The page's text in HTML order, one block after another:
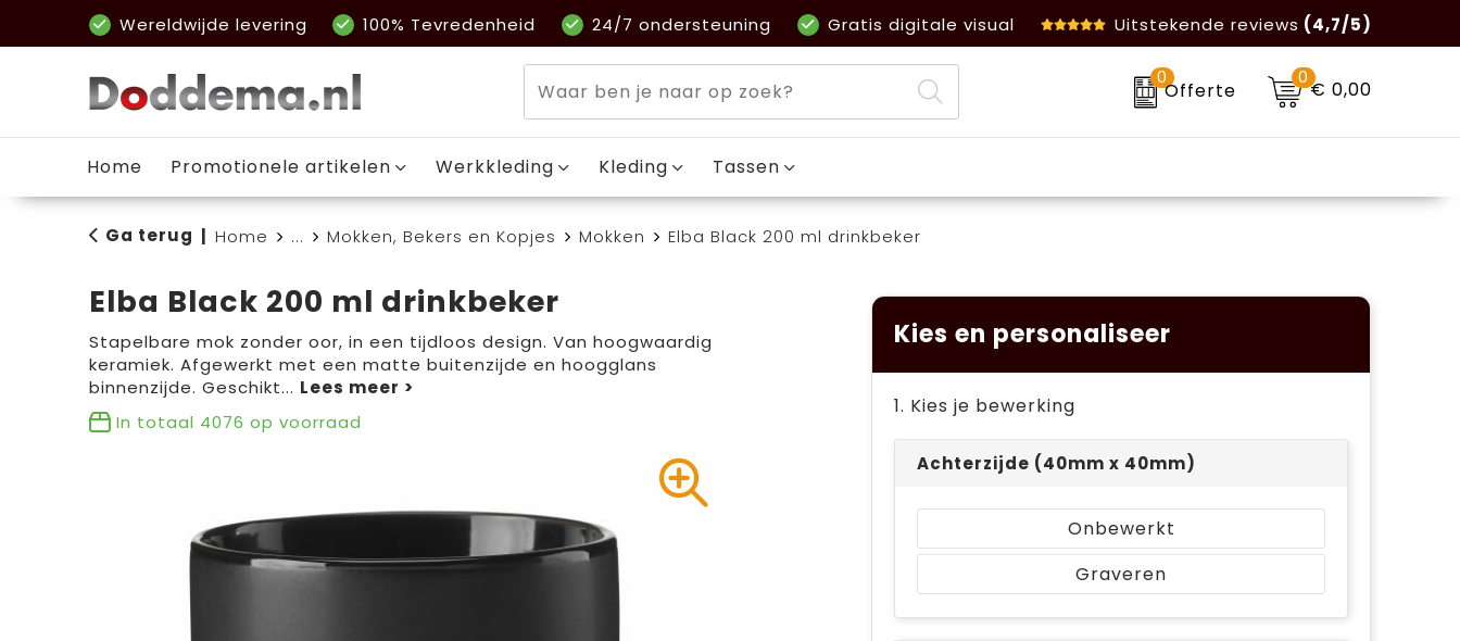
Wereldwijde levering 100% Tevredenheid 24/7 ondersteuning Gratis digitale visual Uitstekende reviews (4,7/5)
0
Offerte
0€ 0,00
Home Promotionele artikelen Werkkleding Kleding Tassen
Ga terug Home ... Mokken, Bekers en Kopjes Mokken Elba Black 200 ml drinkbeker
Elba Black 200 ml drinkbeker
Stapelbare mok zonder oor, in een tijdloos design. Van hoogwaardig
keramiek. Afgewerkt met een matte buitenzijde en hoogglans
binnenzijde. Geschikt...
In totaal 4076 op voorraad
Kies en personaliseer
1. Kies je bewerking
Achterzijde (40mm x 40mm)
Onbewerkt
Graveren